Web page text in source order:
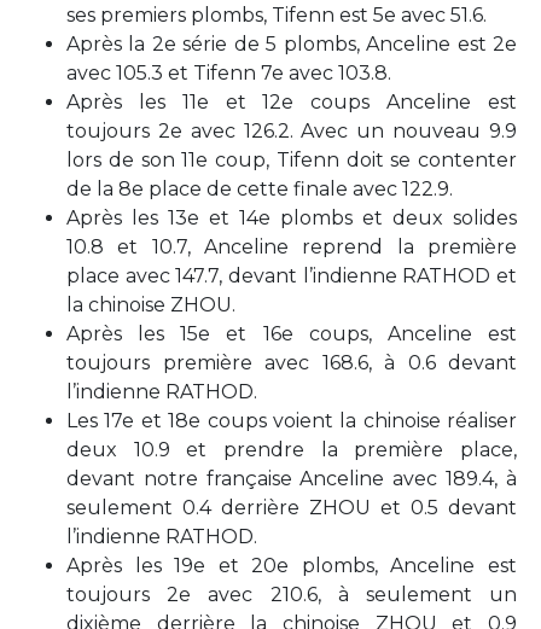
ses premiers plombs, Tifenn est 5e avec 51.6.
Après la 2e série de 5 plombs,Anceline est 2e
avec 105.3 et Tifenn 7e avec 103.8.
Après les 11e et 12e coups Anceline est
toujours 2e avec 126.2. Avec un nouveau 9.9
lors de son 11e coup, Tifenn doit se contenter
de la 8e place de cette finale avec 122.9.
Après les 13e et 14e plombs et deux solides
10.8 et 10.7, Anceline reprend la première
place avec 147.7, devant l’indienne RATHOD et
la chinoise ZHOU.
Après les 15e et 16e coups, Anceline est
toujours première avec 168.6, à 0.6 devant
l’indienne RATHOD.
Les 17e et 18e coups voient la chinoise réaliser
deux 10.9 et prendre la première place,
devant notre française Anceline avec 189.4, à
seulement 0.4 derrière ZHOU et 0.5 devant
l’indienne RATHOD.
Après les 19e et 20e plombs, Anceline est
toujours 2e avec 210.6, à seulement un
dixième derrière la chinoise ZHOU et 0.9